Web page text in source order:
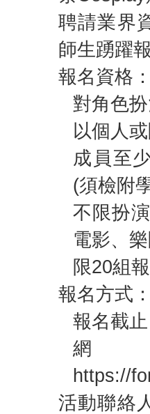
聘請業界
師生踴躍
報名資格：
對角色
以個人
成員至
(須檢附
不限扮
電影、樂
限20組
報名方式：
報名截
網
https://
活動聯絡